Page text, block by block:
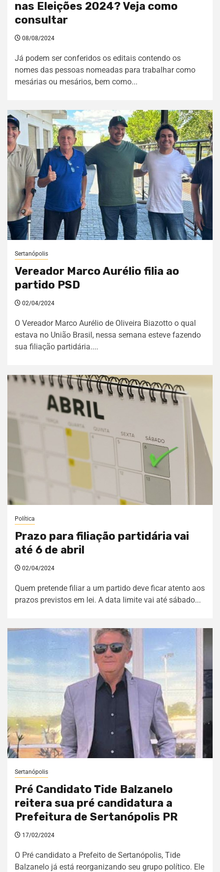
nas Eleições 2024? Veja como
consultar
08/08/2024
Já podem ser conferidos os editais contendo os
nomes das pessoas nomeadas para trabalhar como
mesárias ou mesários, bem como...
Sertanópolis
Vereador Marco Aurélio filia ao
partido PSD
02/04/2024
O Vereador Marco Aurélio de Oliveira Biazotto o qual
estava no União Brasil, nessa semana esteve fazendo
sua filiação partidária....
Política
Prazo para filiação partidária vai
até 6 de abril
02/04/2024
Quem pretende filiar a um partido deve ficar atento aos
prazos previstos em lei. A data limite vai até sábado...
Sertanópolis
Pré Candidato Tide Balzanelo
reitera sua pré candidatura a
Prefeitura de Sertanópolis PR
17/02/2024
O Pré candidato a Prefeito de Sertanópolis, Tide
Balzanelo já está reorganizando seu grupo político. Ele